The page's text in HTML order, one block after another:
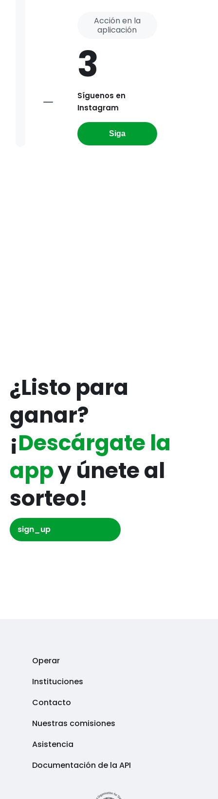
Acción en la
aplicación
Síguenos en
Instagram
3
Siga
¿Listo para
ganar?
¡Descárgate la
appy únete al
sorteo!
sign_up
Operar
Instituciones
Contacto
Nuestras comisiones
Asistencia
Documentación de la API